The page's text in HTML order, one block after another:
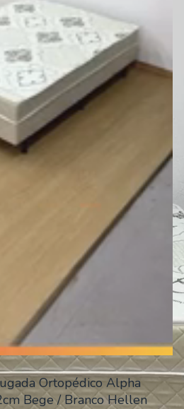
Ortopédico Alpha
Bege / Branco Hellen